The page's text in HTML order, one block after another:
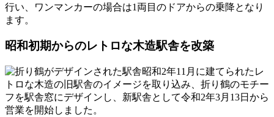
行い、ワンマンカーの場合は1両目のドアからの乗降となり
ます。
昭和初期からのレトロな木造駅舎を改築
昭和2年11月に建てられたレ
トロな木造の旧駅舎のイメージを取り込み、折り鶴のモチー
フを駅舎窓にデザインし、新駅舎として令和2年3月13日から
営業を開始しました。